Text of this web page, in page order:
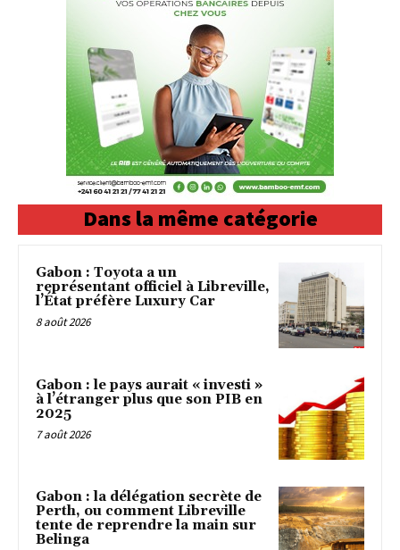
Dans la même catégorie
Gabon : Toyota a un
représentant officiel à Libreville,
l’État préfère Luxury Car
8 août 2026
Gabon : le pays aurait « investi »
à l’étranger plus que son PIB en
2025
7 août 2026
Gabon : la délégation secrète de
Perth, ou comment Libreville
tente de reprendre la main sur
Belinga